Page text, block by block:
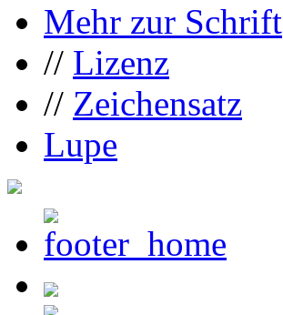
Mehr zur Schrift
// Lizenz
// Zeichensatz
Lupe